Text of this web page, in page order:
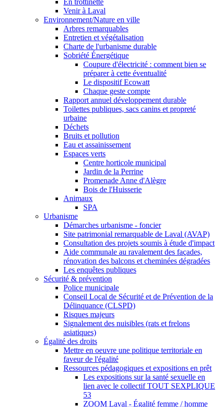
En trottinette
Venir à Laval
Environnement/Nature en ville
Arbres remarquables
Entretien et végétalisation
Charte de l'urbanisme durable
Sobriété Énergétique
Coupure d'électricité : comment bien se
préparer à cette éventualité
Le dispositif Ecowatt
Chaque geste compte
Rapport annuel développement durable
Toilettes publiques, sacs canins et propreté
urbaine
Déchets
Bruits et pollution
Eau et assainissement
Espaces verts
Centre horticole municipal
Jardin de la Perrine
Promenade Anne d'Alègre
Bois de l'Huisserie
Animaux
SPA
Urbanisme
Démarches urbanisme - foncier
Site patrimonial remarquable de Laval (AVAP)
Consultation des projets soumis à étude d'impact
Aide communale au ravalement des façades,
rénovation des balcons et cheminées dégradées
Les enquêtes publiques
Sécurité & prévention
Police municipale
Conseil Local de Sécurité et de Prévention de la
Délinquance (CLSPD)
Risques majeurs
Signalement des nuisibles (rats et frelons
asiatiques)
Égalité des droits
Mettre en oeuvre une politique territoriale en
faveur de l'égalité
Ressources pédagogiques et expositions en prêt
Les expositions sur la santé sexuelle en
lien avec le collectif TOUT SEXPLIQUE
53
ZOOM Laval - Égalité femme / homme